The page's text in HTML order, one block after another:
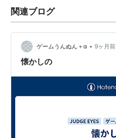
関連ブログ
ゲームうんぬん＋α • 9ヶ月前
懐かしの